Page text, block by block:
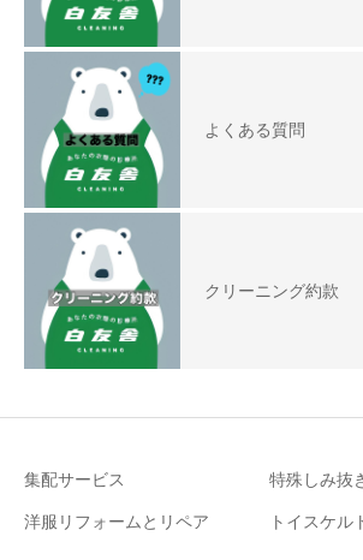
よくある質問
クリーニング約款
集配サービス 特殊しみ抜
洋服リフォームとリペア トイスケル